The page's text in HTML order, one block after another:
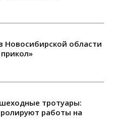
Новосибирской области
тротуары:
работы на